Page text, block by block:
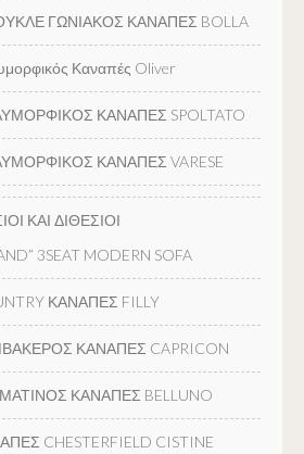
ΓΩΝΙΑΚΟΣ ΚΑΝΑΠΕΣ BOLLA
Καναπές Oliver
ΚΑΝΑΠΕΣ SPOLTATO
ΚΑΝΑΠΕΣ VARESE
ΚΑΙ ΔΙΘΕΣΙΟΙ
3SEAT MODERN SOFA
ΚΑΝΑΠΕΣ FILLY
ΚΑΝΑΠΕΣ CAPRICON
ΚΑΝΑΠΕΣ BELLUNO
CHESTERFIELD CISTINE